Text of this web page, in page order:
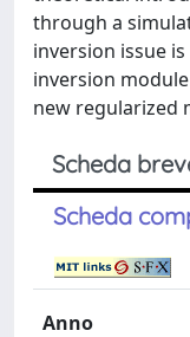
through a
inversion issue
inversion
new regularized
Scheda
Scheda
Anno